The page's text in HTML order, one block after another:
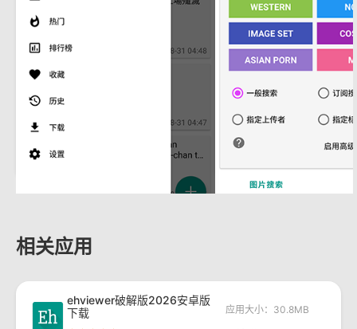
相关应用
ehviewer破解版2026安卓版
下载
应用大小：30.8MB